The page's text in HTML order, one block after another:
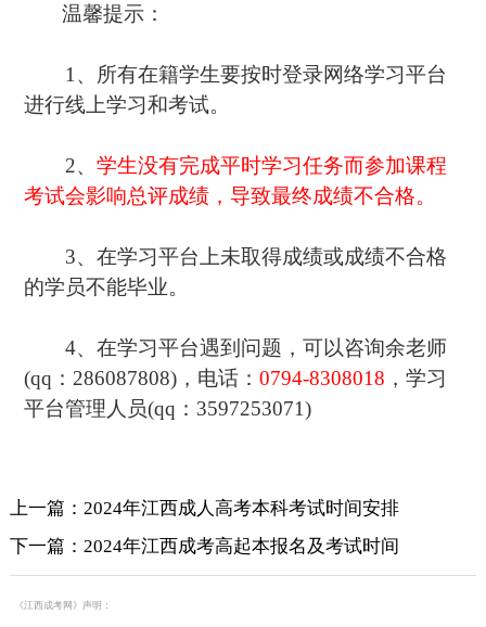
温馨提示：
1、所有在籍学生要按时登录网络学习平台
进行线上学习和考试。
2、学生没有完成平时学习任务而参加课程
考试会影响总评成绩，导致最终成绩不合格。
3、在学习平台上未取得成绩或成绩不合格
的学员不能毕业。
4、在学习平台遇到问题，可以咨询余老师
(qq：286087808)，电话：0794-8308018 ，学习
平台管理人员(qq：3597253071)
上一篇：2024年江西成人高考本科考试时间安排
下一篇：2024年江西成考高起本报名及考试时间
《江西成考网》声明：